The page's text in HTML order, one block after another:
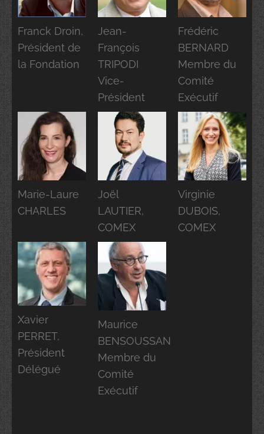
Franck Droin,
Président de
la Fondation
Jean-
François
TRIPODI
Vice-
Président
Frédéric
BERNARD
Membre du
Comité
Exécutif
Marie-Laure
CHARLES
Joël
LAUTIER,
COMEX
Virginie
DUBOIS,
COMEX
Xavier
PERRET,
Président
Délégué
Maurice
BENSOUSSAN
Membre du
Comité
Exécutif